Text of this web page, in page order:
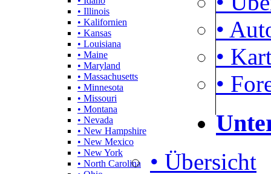
• Illinois
• Kalifornien
• Kansas
• Louisiana
• Maine
• Maryland
• Massachusetts
• Minnesota
• Missouri
• Montana
• Nevada
• New Hampshire
• New Mexico
• New York
• North Carolina
•
•
•
• Übersicht